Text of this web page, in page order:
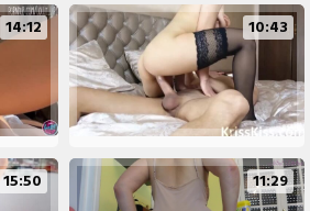
14:12 10:43
15:50 11:29